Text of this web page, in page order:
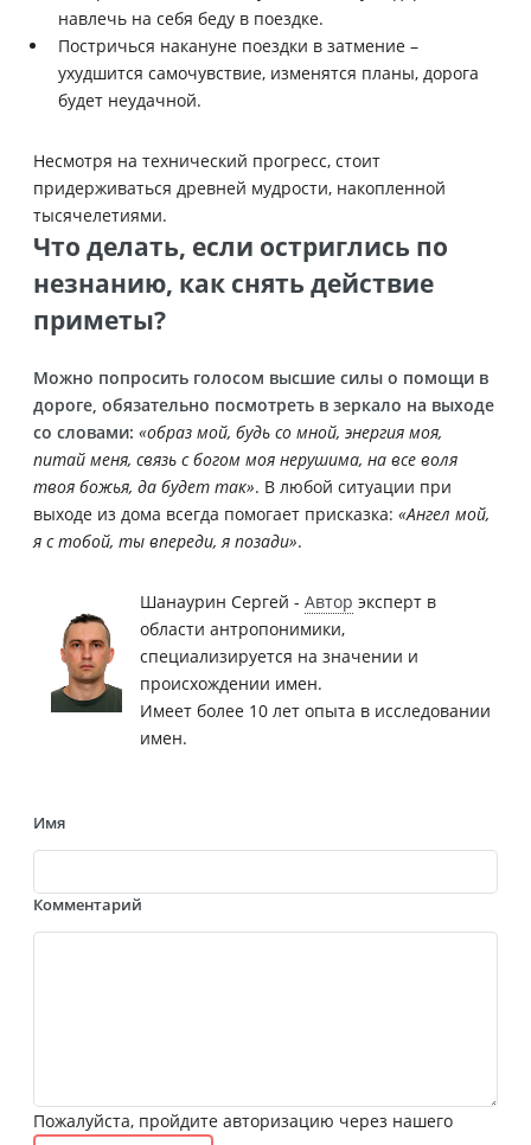
навлечь на себя беду в поездке.
Постричься накануне поездки в затмение –
ухудшится самочувствие, изменятся планы, дорога
будет неудачной.
Несмотря на технический прогресс, стоит
придерживаться древней мудрости, накопленной
тысячелетиями.
Что делать, если остриглись по
незнанию, как снять действие
приметы?
Можно попросить голосом высшие силы о помощи в
дороге, обязательно посмотреть в зеркало на выходе
со словами: «образ мой, будь со мной, энергия моя,
питай меня, связь с богом моя нерушима, на все воля
твоя божья, да будет так». В любой ситуации при
выходе из дома всегда помогает присказка: «Ангел мой,
я с тобой, ты впереди, я позади».
Шанаурин Сергей - Автор эксперт в
области антропонимики,
специализируется на значении и
происхождении имен.
Имеет более 10 лет опыта в исследовании
имен.
Имя
Комментарий
Пожалуйста, пройдите авторизацию через нашего